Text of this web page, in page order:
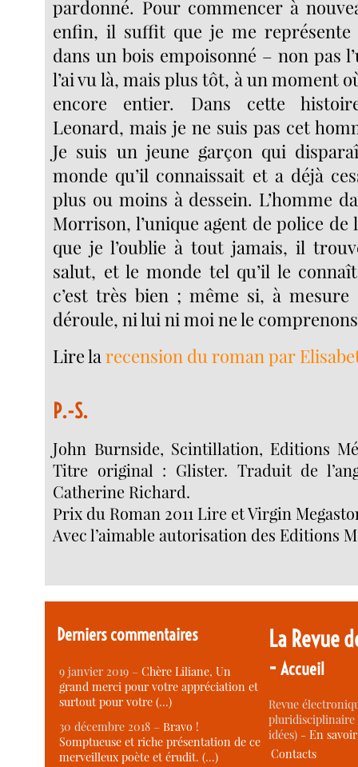
pardonné. Pour commencer à
enfin, il suffit que je me représente
dans un bois empoisonné – non pas
l’ai vu là, mais plus tôt, à un moment
encore entier. Dans cette
Leonard, mais je ne suis pas cet
Je suis un jeune garçon qui
monde qu’il connaissait et a déjà
plus ou moins à dessein. L’homme
Morrison, l’unique agent de police de
que je l’oublie à tout jamais, il
salut, et le monde tel qu’il le
c’est très bien ; même si, à mesure
déroule, ni lui ni moi ne le
Lire larecension du roman par
P.-S.
John Burnside, Scintillation, Editions
Titre original : Glister. Traduit de
Catherine Richard.
Prix du Roman 2011 Lire et Virgin
Avec l’aimable autorisation des Editions
Derniers commentaires
9 janvier 2019 –Chère Liliane, Un
grand merci pour votre appréciation et
surtout pour votre (…)
30 décembre 2018 –Bravo !
Somptueuse et riche présentation de ce
merveilleux poète et érudit. (…)
La Revue
-Accueil
Revue
idées) -En
Contacts